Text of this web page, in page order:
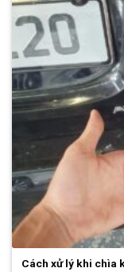
Cách xử lý khi chìa